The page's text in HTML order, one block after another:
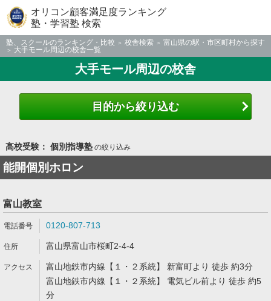
オリコン顧客満足度ランキング
塾・学習塾 検索
塾、スクールのランキング・比較 校舎検索
富山県の駅・市区町村から探す
大手モール周辺の校舎一覧
大手モール周辺の校舎
目的から絞り込む
高校受験： 個別指導塾の絞り込み
能開個別ホロン
富山教室
0120-807-713
富山県富山市桜町2-4-4
富山地鉄市内線【１・２系統】 新富町より 徒歩 約3分
富山地鉄市内線【１・２系統】 電気ビル前より 徒歩 約5
分